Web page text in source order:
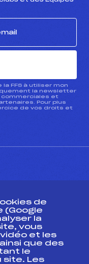
la FFS à utiliser mon
la newsletter
commerciales et
Pour plus
de vos droits et
de
(Google
la
vous
et les
que des
le
site. Les